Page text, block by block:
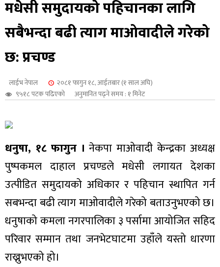
मधेसी समुदायको पहिचानका लागि
सबैभन्दा बढी त्याग माओवादीले गरेको
छ: प्रचण्ड
लाईभ नेपाल
२०८१ फागुन १८, आईतबार (१ साल अघि)
९५१८ पटक पढिएको
अनुमानित पढ्ने समय : १ मिनेट
धनुषा, १८ फागुन । नेकपा माओवादी केन्द्रका अध्यक्ष
पुष्पकमल दाहाल प्रचण्डले मधेसी लगायत देशका
उत्पीडित समुदायको अधिकार र पहिचान स्थापित गर्न
सबभन्दा बढी त्याग माओवादीले गरेको बताउनुभएको छ।
धनुषाको कमला नगरपालिका ३ पर्सामा आयोजित सहिद
परिवार सम्मान तथा जनभेटघाटमा उहाँले यस्तो धारणा
राख्नुभएको हो।